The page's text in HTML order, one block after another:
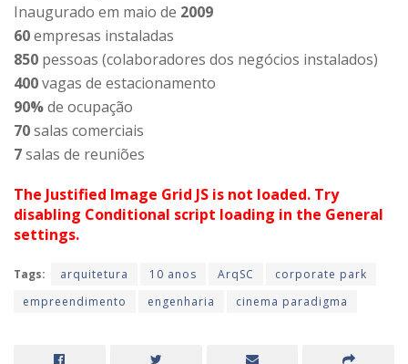
Inaugurado em maio de 2009
60empresas instaladas
850 pessoas (colaboradores dos negócios instalados)
400vagas de estacionamento
90%de ocupação
70salas comerciais
7salas de reuniões
The Justified Image Grid JS is not loaded. Try
disabling Conditional script loading in the General
settings.
Tags: arquitetura 10 anos ArqSC
corporate park
empreendimento
engenharia cinema paradigma